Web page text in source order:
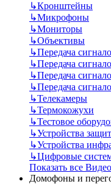
↳Кронштейны
↳Микрофоны
↳Мониторы
↳Объективы
↳Передача
↳Передача
↳Передача
↳Передача
↳Телекамеры
↳Термокожухи
↳Тестовое
↳Устройства
↳Устройства
↳Цифровые
Показать все
Домофоны и